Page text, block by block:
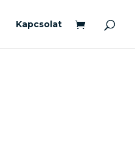
Kapcsolat